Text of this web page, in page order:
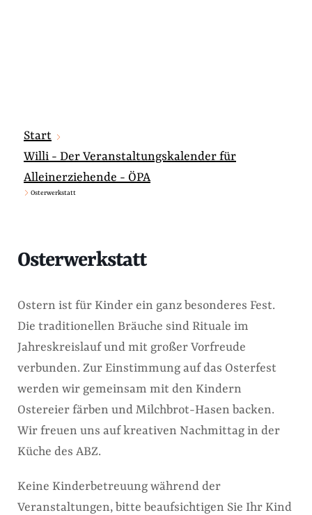
Start
Willi - Der Veranstaltungskalender für
Alleinerziehende - ÖPA
Osterwerkstatt
Osterwerkstatt
Ostern ist für Kinder ein ganz besonderes Fest.
Die traditionellen Bräuche sind Rituale im
Jahreskreislauf und mit großer Vorfreude
verbunden. Zur Einstimmung auf das Osterfest
werden wir gemeinsam mit den Kindern
Ostereier färben und Milchbrot-Hasen backen.
Wir freuen uns auf kreativen Nachmittag in der
Küche des ABZ.
Keine Kinderbetreuung während der
Veranstaltungen, bitte beaufsichtigen Sie Ihr Kind